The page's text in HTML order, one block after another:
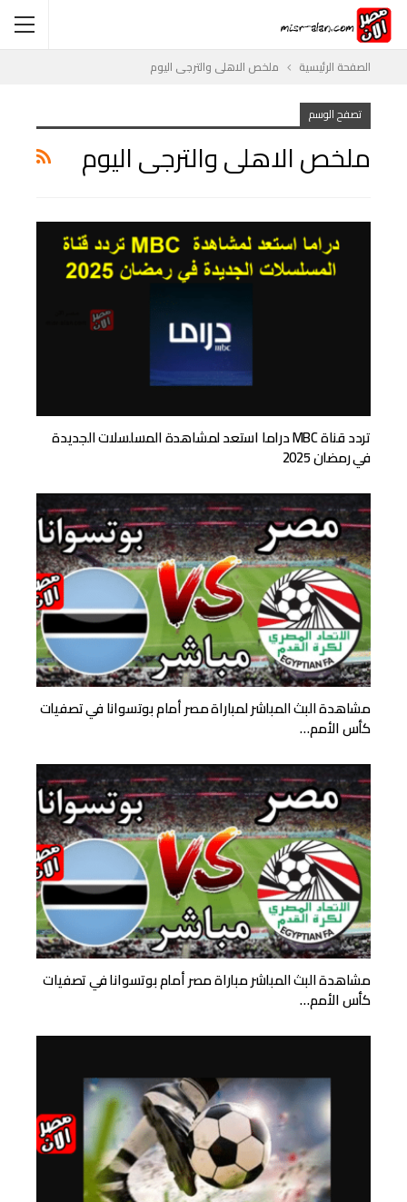
الصفحة الرئيسية ملخص الاهلى والترجى اليوم
تصفح الوسم
ملخص الاهلى والترجى اليوم
تردد قناة MBC دراما استعد لمشاهدة المسلسلات الجديدة
في رمضان 2025
مشاهدة البث المباشر لمباراة مصر أمام بوتسوانا في تصفيات
كأس الأمم…
مشاهدة البث المباشر مباراة مصر أمام بوتسوانا في تصفيات
كأس الأمم…